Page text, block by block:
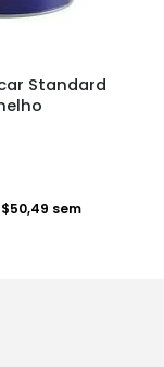
Standard
50,49 sem